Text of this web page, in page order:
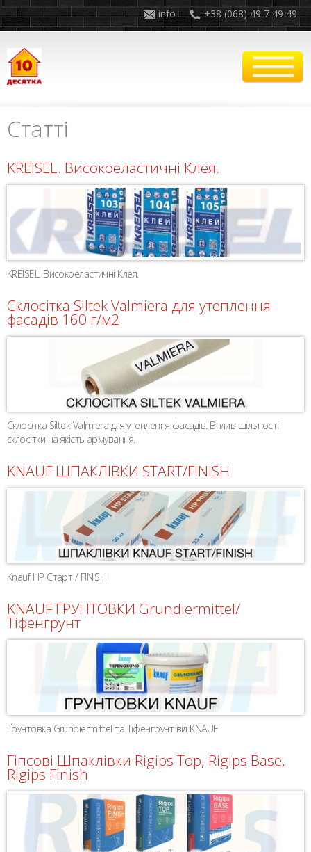
+38 (068) 49 7 49 49
info
Статті
KREISEL. Високоеластичні Клея.
KREISEL. Високоеластичні Клея.
Склосітка Siltek Valmiera для утеплення
фасадів 160 г/м2
Склосітка Siltek Valmiera для утеплення фасадів. Вплив щільності
склосітки на якість армування.
KNAUF ШПАКЛІВКИ START/FINISH
Knauf HP Старт / FINISH
KNAUF ГРУНТОВКИ Grundiermittel/
Тіфенгрунт
Ґрунтовка Grundiermittel та Тіфенгрунт від KNAUF
Гіпсові Шпаклівки Rigips Top, Rigips Base,
Rigips Finish